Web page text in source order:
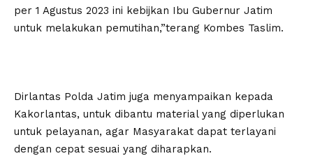
per 1 Agustus 2023 ini kebijkan Ibu Gubernur Jatim
untuk melakukan pemutihan,”terang Kombes Taslim.
Dirlantas Polda Jatim juga menyampaikan kepada
Kakorlantas, untuk dibantu material yang diperlukan
untuk pelayanan, agar Masyarakat dapat terlayani
dengan cepat sesuai yang diharapkan.